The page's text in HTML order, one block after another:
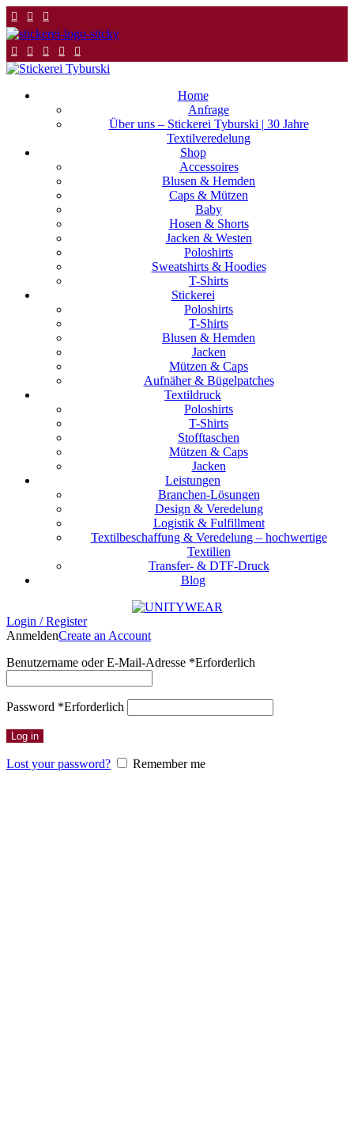
Home
Anfrage
Über uns – Stickerei Tyburski | 30 Jahre
Textilveredelung
Shop
Accessoires
Blusen & Hemden
Caps & Mützen
Baby
Hosen & Shorts
Jacken & Westen
Poloshirts
Sweatshirts & Hoodies
T-Shirts
Stickerei
Poloshirts
T-Shirts
Blusen & Hemden
Jacken
Mützen & Caps
Aufnäher & Bügelpatches
Textildruck
Poloshirts
T-Shirts
Stofftaschen
Mützen & Caps
Jacken
Leistungen
Branchen-Lösungen
Design & Veredelung
Logistik & Fulfillment
Textilbeschaffung & Veredelung – hochwertige
Textilien
Transfer- & DTF-Druck
Blog
Login / Register
AnmeldenCreate an Account
Benutzername oder E-Mail-Adresse *Erforderlich
Password *Erforderlich
Log in
Lost your password? Remember me